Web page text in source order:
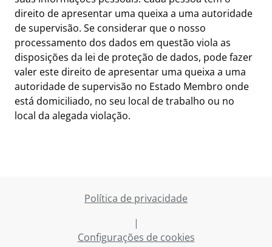
direito de apresentar uma queixa a uma autoridade
de supervisão. Se considerar que o nosso
processamento dos dados em questão viola as
disposições da lei de proteção de dados, pode fazer
valer este direito de apresentar uma queixa a uma
autoridade de supervisão no Estado Membro onde
está domiciliado, no seu local de trabalho ou no
local da alegada violação.
Política de privacidade
|
Configurações de cookies